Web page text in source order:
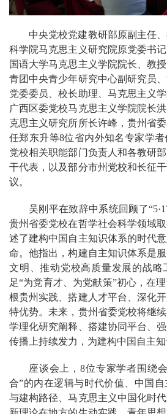
中央党校党建教研部原副主任
科学院马克思主义研究院原党委书
国语大学马克思主义学院院长、教
青团中央青少年研究中心副研究员
党委委员、校长助理、马克思主义
广西区委党校马克思主义学院院长
克思主义研究所所长许峰，贵州省
任郑东升等8位省内外知名专家学
党校相关职能部门负责人和各教研
干代表，以及部分市州党校和长征
议。
吴刚平在致辞中系统回顾了
贵州省委党校在哲学社会科学领域
述了建构中国自主知识体系的时代
命。他指出，构建自主知识体系是
文明、推动党校高质量发展的战略
足“为党育才、为党献策”初心，在
根贵州实践、搭建人才平台、深化
特优势。未来，贵州省委党校将继
学理化研究阐释、搭建协同平台、
传播上持续发力，为建构中国自主知
座谈会上，8位专家学者围绕
合”的内在逻辑与时代价值、中国
与建构路径、马克思主义中国化时